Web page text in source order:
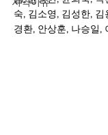
숙, 김소영, 김성한,
경환, 안상훈, 나승일,